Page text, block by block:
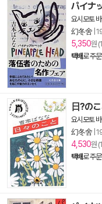
パイナ
요시모토
幻冬舍
5,350원
택배로 주
日?の
요시모토
幻冬舍
4,530원
택배로 주